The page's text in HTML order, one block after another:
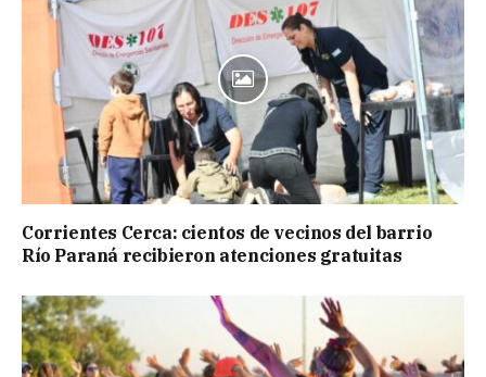
Corrientes Cerca: cientos de vecinos del barrio
Río Paraná recibieron atenciones gratuitas